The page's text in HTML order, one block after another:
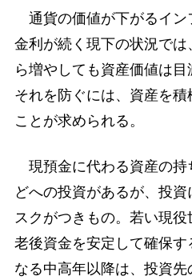
通貨の価値が下がるイン
金利が続く現下の状況では
ら増やしても資産価値は目
それを防ぐには、資産を積
ことが求められる。
現預金に代わる資産の持
どへの投資があるが、投
スクがつきもの。若い現役
老後資金を安定して確保す
なる中高年以降は、投資先